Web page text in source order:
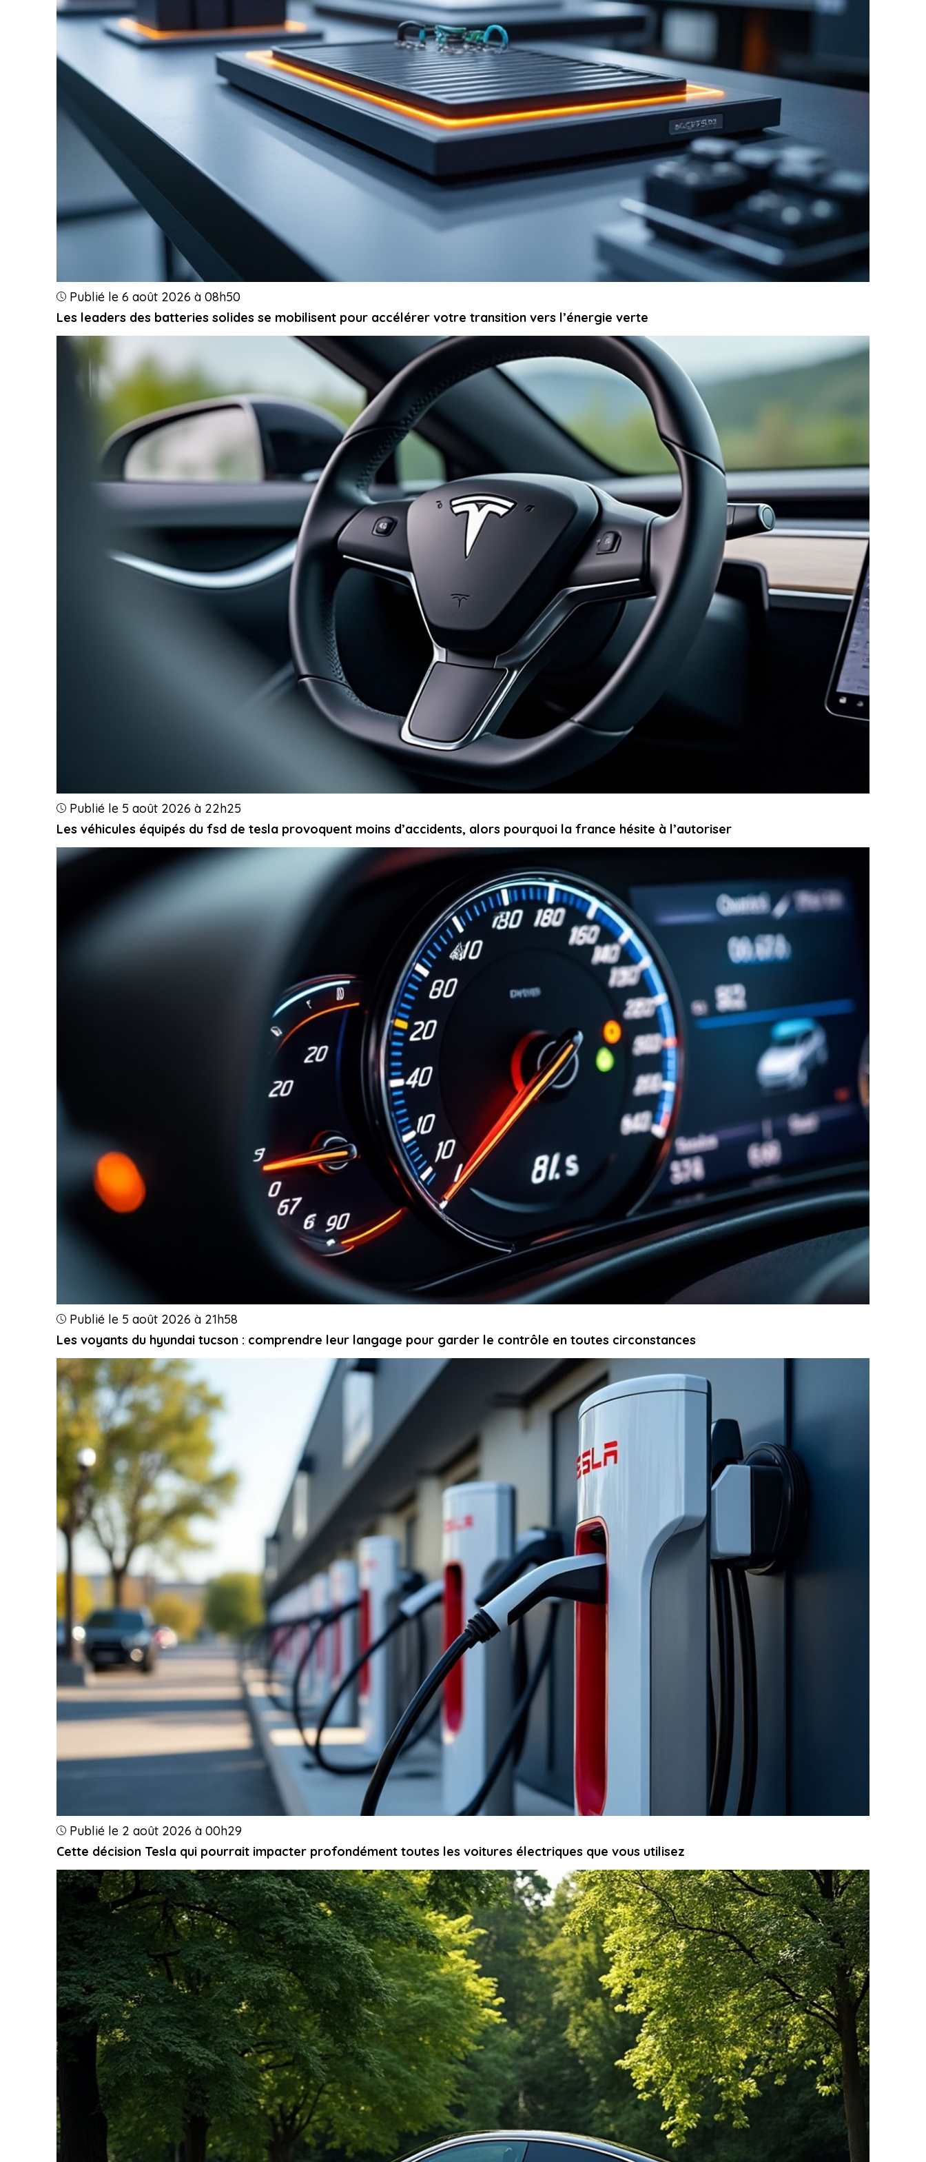
Les leaders des batteries solides se mobilisent pour accélérer votre transition vers l’énergie verte
Publié le 6 août 2026 à 08h50
Les véhicules équipés du fsd de tesla provoquent moins d’accidents, alors pourquoi la france hésite à l’autoriser
Publié le 5 août 2026 à 22h25
Les voyants du hyundai tucson : comprendre leur langage pour garder le contrôle en toutes circonstances
Publié le 5 août 2026 à 21h58
Cette décision Tesla qui pourrait impacter profondément toutes les voitures électriques que vous utilisez
Publié le 2 août 2026 à 00h29